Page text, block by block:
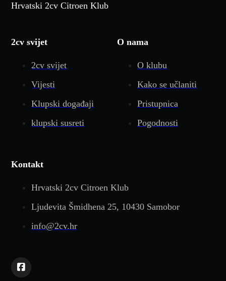
Hrvatski 2cv Citroen Klub
2cv svijet
2cv svijet
Vijesti
Klupski događaji
klupski susreti
O nama
O klubu
Kako se učlaniti
Pristupnica
Pogodnosti
Kontakt
Hrvatski 2cv Citroen Klub
Ljudevita Šmidhena 25, 10430 Samobor
info@2cv.hr